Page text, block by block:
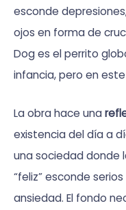
esconde
ojos en forma de
Dog es el perrito
infancia, pero en
La obra hace una
existencia del día a
una sociedad donde
“feliz” esconde
ansiedad. El fondo